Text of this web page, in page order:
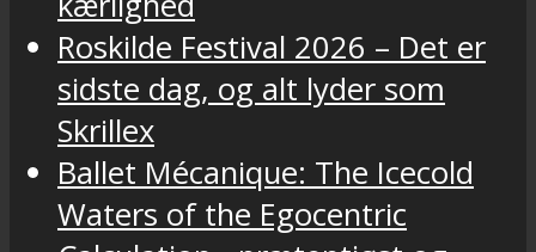
Roskilde Festival 2026 – Det er
sidste dag, og alt lyder som
Skrillex
Ballet Mécanique: The Icecold
Waters of the Egocentric